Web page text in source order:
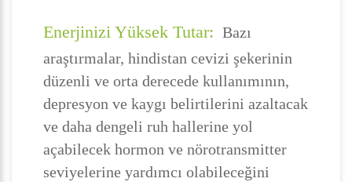
Enerjinizi Yüksek Tutar: Bazı
araştırmalar, hindistan cevizi şekerinin
düzenli ve orta derecede kullanımının,
depresyon ve kaygı belirtilerini azaltacak
ve daha dengeli ruh hallerine yol
açabilecek hormon ve nörotransmitter
seviyelerine yardımcı olabileceğini